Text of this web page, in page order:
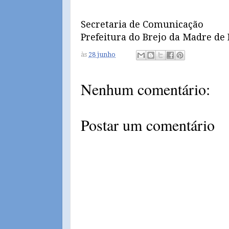
Secretaria de Comunicação
Prefeitura do Brejo da Madre de
às 28 junho
Nenhum comentário:
Postar um comentário